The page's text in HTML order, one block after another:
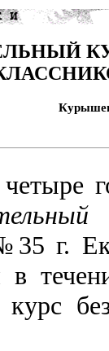
г.
в